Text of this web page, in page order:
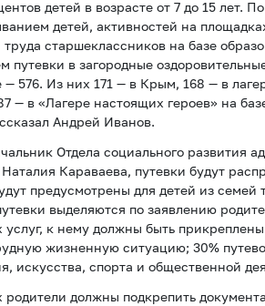
детей в возрасте от 7 до 15 лет.
детей, активностей на
труда старшеклассников на базе
путевки в загородные
— 576. Из них 171 — в Крым, 168 — в
— в «Лагере настоящих героев» на
Андрей Иванов.
Отдела социального развития
Караваева, путевки будут
предусмотрены для детей из
выделяются по заявлению
услуг, к нему должны быть
жизненную ситуацию; 30%
искусства, спорта и общественной
родители должны подкрепить